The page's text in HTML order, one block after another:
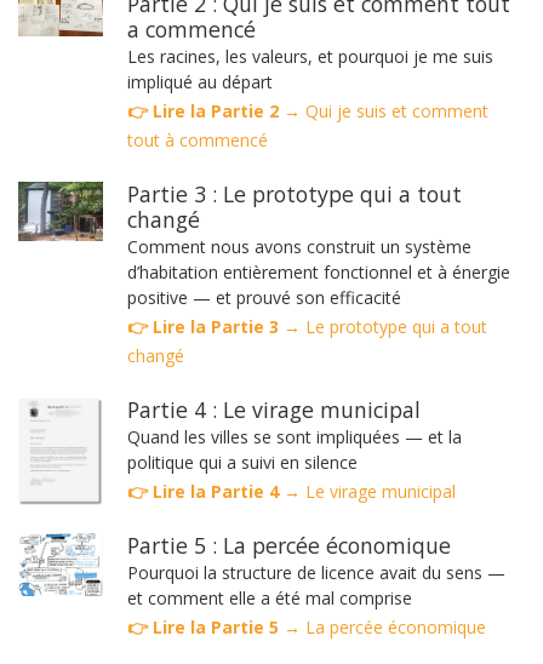
a commencé
Les racines, les valeurs, et pourquoi je me suis
impliqué au départ
👉 Lire la Partie 2 → Qui je suis et comment
tout à commencé
Partie 3 : Le prototype qui a tout
changé
Comment nous avons construit un système
d’habitation entièrement fonctionnel et à énergie
positive — et prouvé son efficacité
👉 Lire la Partie 3 → Le prototype qui a tout
changé
Partie 4 : Le virage municipal
Quand les villes se sont impliquées — et la
politique qui a suivi en silence
👉 Lire la Partie 4 → Le virage municipal
Partie 5 : La percée économique
Pourquoi la structure de licence avait du sens —
et comment elle a été mal comprise
👉 Lire la Partie 5 → La percée économique